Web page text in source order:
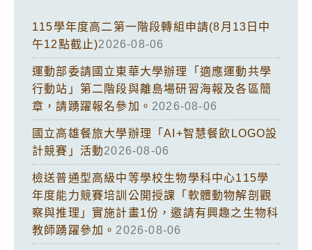
115學年度高二第一階段轉組申請(8月13日中
午12點截止)2026-08-06
運動部委請國立東華大學辦理「適應運動共學
行動站」第二階段與離島場研習海報及各區簡
章，請踴躍報名參加。 2026-08-06
國立高雄餐旅大學辦理「AI+智慧餐飲LOGO設
計競賽」活動2026-08-06
檢送普通型高級中等學校生物學科中心115學
年度能力競賽培訓公開授課「軟體動物解剖觀
察與推理」實施計畫1份，邀請有興趣之生物科
教師踴躍參加。 2026-08-06